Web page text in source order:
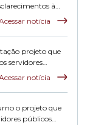
à
notícia
projeto que
servidores
notícia
o projeto que
públicos